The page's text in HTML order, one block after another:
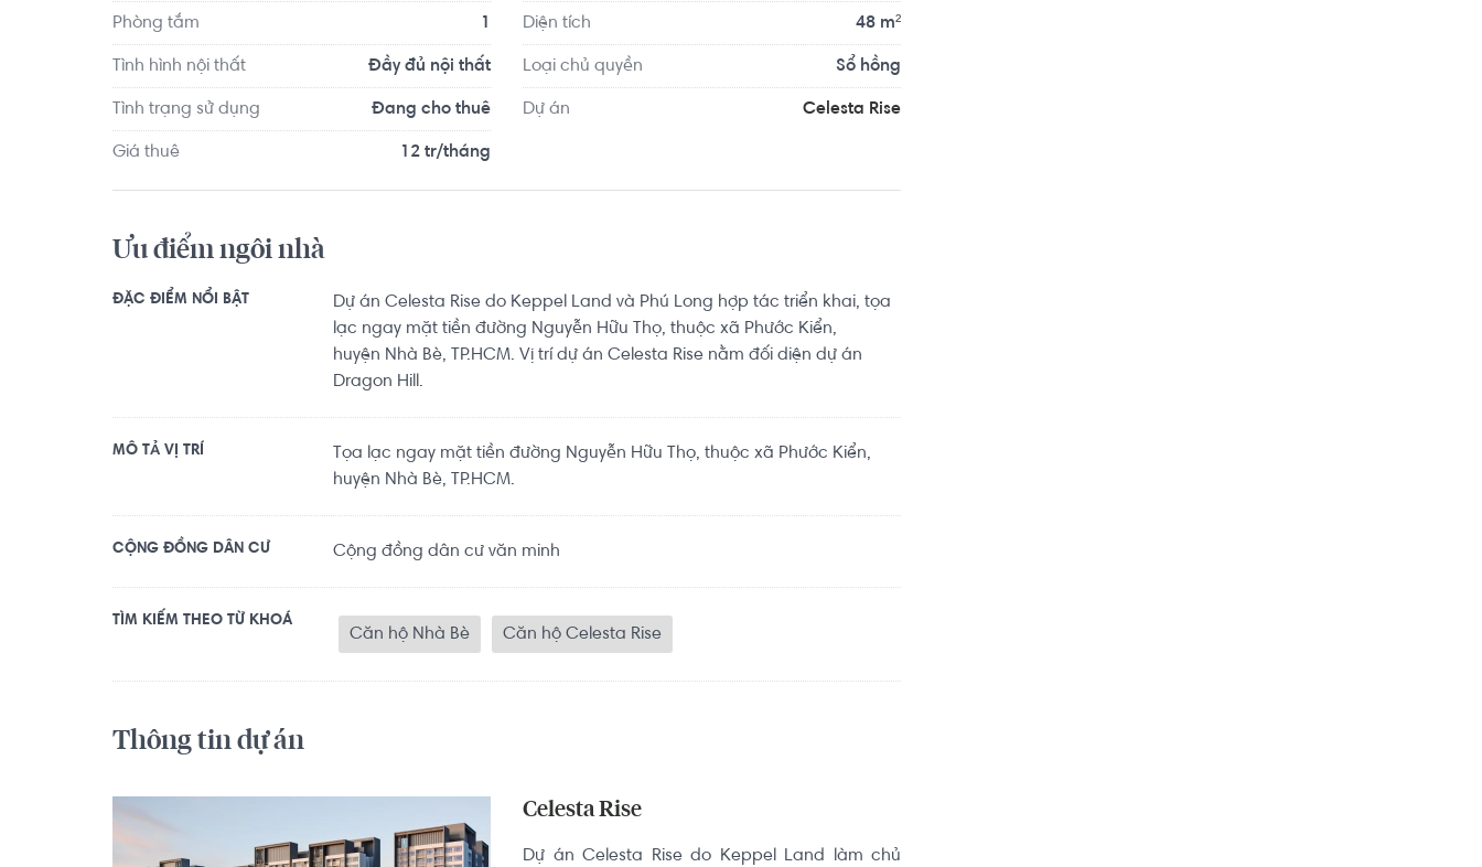
Phòng tắm 1 Diện tích 48 m²
Tình hình nội thất Đầy đủ nội thất Loại chủ quyền Sổ hồng
Tình trạng sử dụng Đang cho thuê Dự án Celesta Rise
Giá thuê 12 tr/tháng
Ưu điểm ngôi nhà
ĐẶC ĐIỂM NỔI BẬT
Dự án Celesta Rise do Keppel Land và Phú Long hợp tác triển khai, tọa
lạc ngay mặt tiền đường Nguyễn Hữu Thọ, thuộc xã Phước Kiển,
huyện Nhà Bè, TP.HCM. Vị trí dự án Celesta Rise nằm đối diện dự án
Dragon Hill.
MÔ TẢ VỊ TRÍ
Tọa lạc ngay mặt tiền đường Nguyễn Hữu Thọ, thuộc xã Phước Kiển,
huyện Nhà Bè, TP.HCM.
CỘNG ĐỒNG DÂN CƯ Cộng đồng dân cư văn minh
TÌM KIẾM THEO TỪ KHOÁ
Căn hộ Nhà Bè Căn hộ Celesta Rise
Thông tin dự án
Celesta Rise
Dự án Celesta Rise do Keppel Land làm chủ